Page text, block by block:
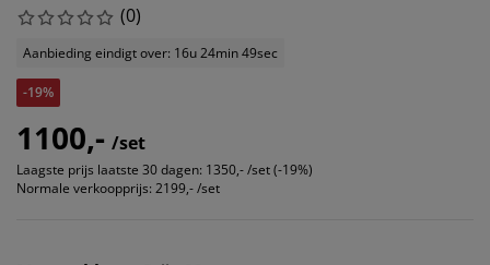
(0)
Aanbieding eindigt over: 16u 24min 49sec
-19%
1100,- /set
Laagste prijs laatste 30 dagen: 1350,- /set (-19%)
Normale verkoopprijs: 2199,- /set